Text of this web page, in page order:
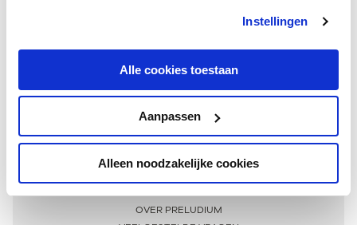
Instellingen
Alle cookies toestaan
Aanpassen
Alleen noodzakelijke cookies
Meer informatie
OVER PRELUDIUM